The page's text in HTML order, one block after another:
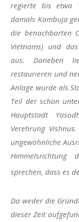
regierte bis etwa
damals Kambuja
die benachbarten
Vietnams) und
aus. Daneben
restaurieren und
Anlage wurde als
Teil der schon
Hauptstadt
Verehrung
ungewöhnliche
Himmelsrichtung
sprechen, dass es
Da weder die
dieser Zeit